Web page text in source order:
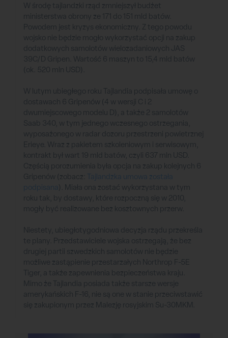
W środę tajlandzki rząd zmniejszył budżet
ministerstwa obrony ze 171 do 151 mld batów.
Powodem jest kryzys ekonomiczny. Z tego powodu
wojsko nie będzie mogło wykorzystać opcji na zakup
dodatkowych samolotów wielozadaniowych JAS
39C/D Gripen. Wartość 6 maszyn to 15,4 mld batów
(ok. 520 mln USD).
W lutym ubiegłego roku Tajlandia podpisała umowę o
dostawach 6 Gripenów (4 w wersji C i 2
dwumiejscowego modelu D), a także 2 samolotów
Saab 340, w tym jednego wczesnego ostrzegania,
wyposażonego w radar dozoru przestrzeni powietrznej
Erieye. Wraz z pakietem szkoleniowym i serwisowym,
kontrakt był wart 19 mld batów, czyli 637 mln USD.
Częścią porozumienia była opcja na zakup kolejnych 6
Gripenów (zobacz: Tajlandzka umowa została
podpisana ). Miała ona zostać wykorzystana w tym
roku tak, by dostawy, które rozpoczną się w 2010,
mogły być realizowane bez kosztownych przerw.
Niestety, ubiegłotygodniowa decyzja rządu przekreśla
te plany. Przedstawiciele wojska ostrzegają, że bez
drugiej partii szwedzkich samolotów nie będzie
możliwe zastąpienie przestarzałych Northrop F-5E
Tiger, a także zapewnienia bezpieczeństwa kraju.
Mimo że Tajlandia posiada także starsze wersje
amerykańskich F-16, nie są one w stanie przeciwstawić
się zakupionym przez Malezję rosyjskim Su-30MKM.